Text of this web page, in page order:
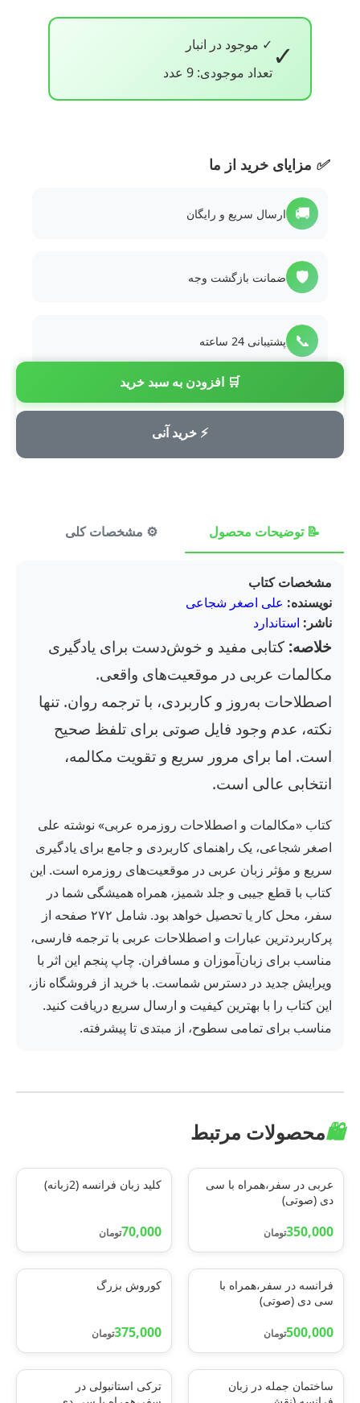
✓ ✓ موجود در انبار
تعداد موجودی: 9 عدد
🛒 افزودن به سبد خرید
⚡ خرید آنی
✅ مزایای خرید از ما
🚚 ارسال سریع و رایگان
🛡️ ضمانت بازگشت وجه
📞 پشتیبانی 24 ساعته
💳 پرداخت امن
📝 توضیحات محصول ⚙️ مشخصات کلی
مشخصات کتاب
نویسنده: علی اصغر شجاعی
ناشر: استاندارد
خلاصه: کتابی مفید و خوش‌دست برای یادگیری
مکالمات عربی در موقعیت‌های واقعی.
اصطلاحات به‌روز و کاربردی، با ترجمه روان. تنها
نکته، عدم وجود فایل صوتی برای تلفظ صحیح
است. اما برای مرور سریع و تقویت مکالمه،
انتخابی عالی است.
کتاب «مکالمات و اصطلاحات روزمره عربی» نوشته علی
اصغر شجاعی، یک راهنمای کاربردی و جامع برای یادگیری
سریع و مؤثر زبان عربی در موقعیت‌های روزمره است. این
کتاب با قطع جیبی و جلد شمیز، همراه همیشگی شما در
سفر، محل کار یا تحصیل خواهد بود. شامل ۲۷۲ صفحه از
پرکاربردترین عبارات و اصطلاحات عربی با ترجمه فارسی،
مناسب برای زبان‌آموزان و مسافران. چاپ پنجم این اثر با
ویرایش جدید در دسترس شماست. با خرید از فروشگاه ناز،
این کتاب را با بهترین کیفیت و ارسال سریع دریافت کنید.
مناسب برای تمامی سطوح، از مبتدی تا پیشرفته.
🛍️محصولات مرتبط
عربی در سفر،همراه با سی
دی (صوتی)
350,000تومان
کلید زبان فرانسه (2زبانه)
70,000تومان
فرانسه در سفر،همراه با
سی دی (صوتی)
500,000تومان
کوروش بزرگ
375,000تومان
ساختمان جمله در زبان
ترکی استانبولی در